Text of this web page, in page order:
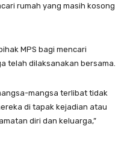
rumah yang masih kosong
MPS bagi mencari
telah dilaksanakan bersama.
mangsa terlibat tidak
di tapak kejadian atau
diri dan keluarga,”